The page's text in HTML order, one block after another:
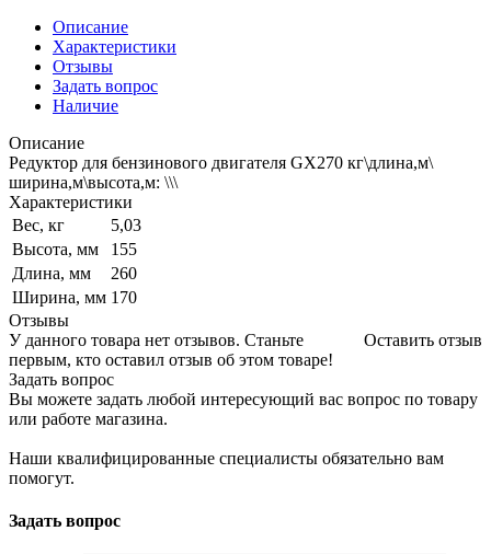
Описание
Характеристики
Отзывы
Задать вопрос
Наличие
Описание
Редуктор для бензинового двигателя GX270 кг\длина,м\
ширина,м\высота,м: \\\
Характеристики
Вес, кг
5,03
Высота, мм
155
Длина, мм
260
Ширина, мм 170
Отзывы
Оставить отзыв
У данного товара нет отзывов. Станьте
первым, кто оставил отзыв об этом товаре!
Задать вопрос
Вы можете задать любой интересующий вас вопрос по товару
или работе магазина.
Наши квалифицированные специалисты обязательно вам
помогут.
Задать вопрос